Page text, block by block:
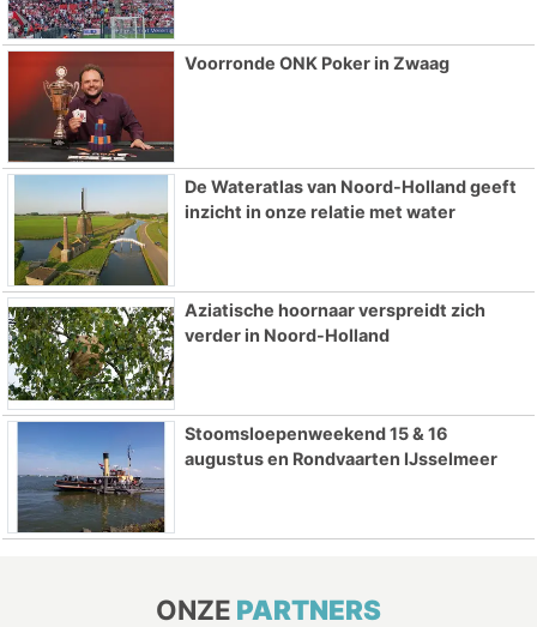
Voorronde ONK Poker in Zwaag
De Wateratlas van Noord-Holland geeft
inzicht in onze relatie met water
Aziatische hoornaar verspreidt zich
verder in Noord-Holland
Stoomsloepenweekend 15 & 16
augustus en Rondvaarten IJsselmeer
ONZE PARTNERS